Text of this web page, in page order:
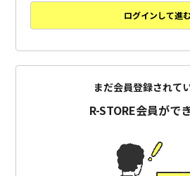
ログインして進む
まだ会員登録されて
R-STORE会員がで